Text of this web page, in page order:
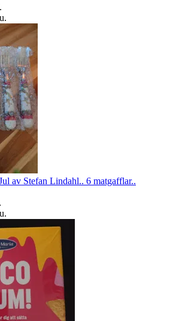
.
.
av Stefan Lindahl.. 6 matgafflar..
.
.